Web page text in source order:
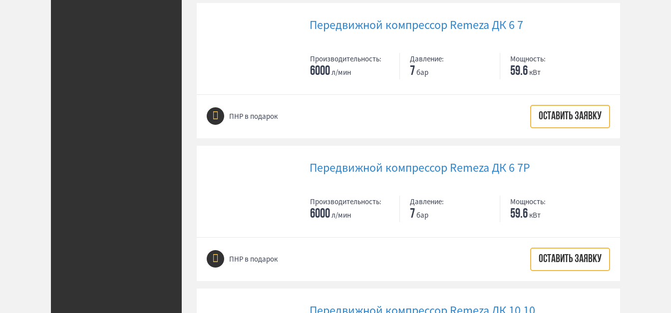
Передвижной компрессор Remeza ДК 6 7
Производительность:
6000л/мин
Давление:
7бар
Мощность:
59.6кВт
ПНР в подарок ОСТАВИТЬ ЗАЯВКУ
Передвижной компрессор Remeza ДК 6 7Р
Производительность:
6000л/мин
Давление:
7бар
Мощность:
59.6кВт
ПНР в подарок ОСТАВИТЬ ЗАЯВКУ